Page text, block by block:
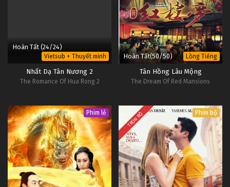
Hoàn Tất (24/24)
Vietsub + Thuyết minh
Nhất Dạ Tân Nương 2
The Romance Of Hua Rong 2
Hoàn Tất(50/50) Lồng Tiếng
Tân Hồng Lâu Mộng
The Dream Of Red Mansions
Phim lẻ TRỌN BỘ Phim bộ